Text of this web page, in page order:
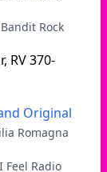
Rock
RV 370-
Original
Romagna
Feel Radio